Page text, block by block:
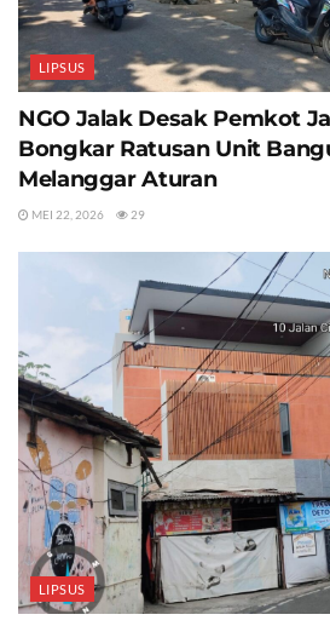
LIPSUS
NGO Jalak Desak Pemkot
Bongkar Ratusan Unit
Melanggar Aturan
MEI 22, 2026 29
LIPSUS